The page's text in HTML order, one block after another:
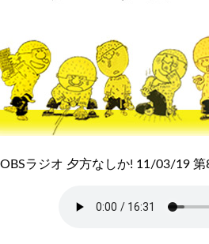
OBSラジオ 夕方なしか! 11/03/19 第